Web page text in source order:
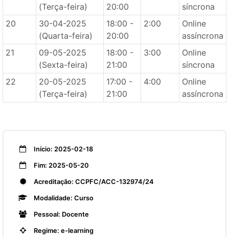
(Terça-feira)
20:00
síncrona
20
30-04-2025
(Quarta-feira)
18:00 -
20:00
2:00
Online
assíncrona
21
09-05-2025
(Sexta-feira)
18:00 -
21:00
3:00
Online
síncrona
22
20-05-2025
(Terça-feira)
17:00 -
21:00
4:00
Online
assíncrona
Início: 2025-02-18
Fim: 2025-05-20
Acreditação: CCPFC/ACC-132974/24
Modalidade: Curso
Pessoal: Docente
Regime: e-learning